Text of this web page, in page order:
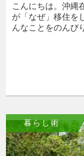
こんにちは。沖縄
が「なぜ」移住を
んなことをのんび
暮らし術